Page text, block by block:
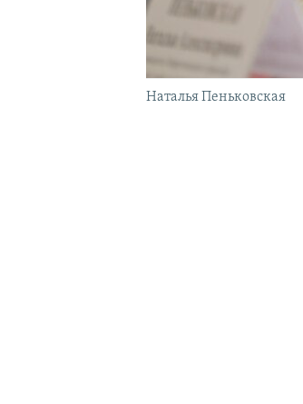
Наталья Пеньковская